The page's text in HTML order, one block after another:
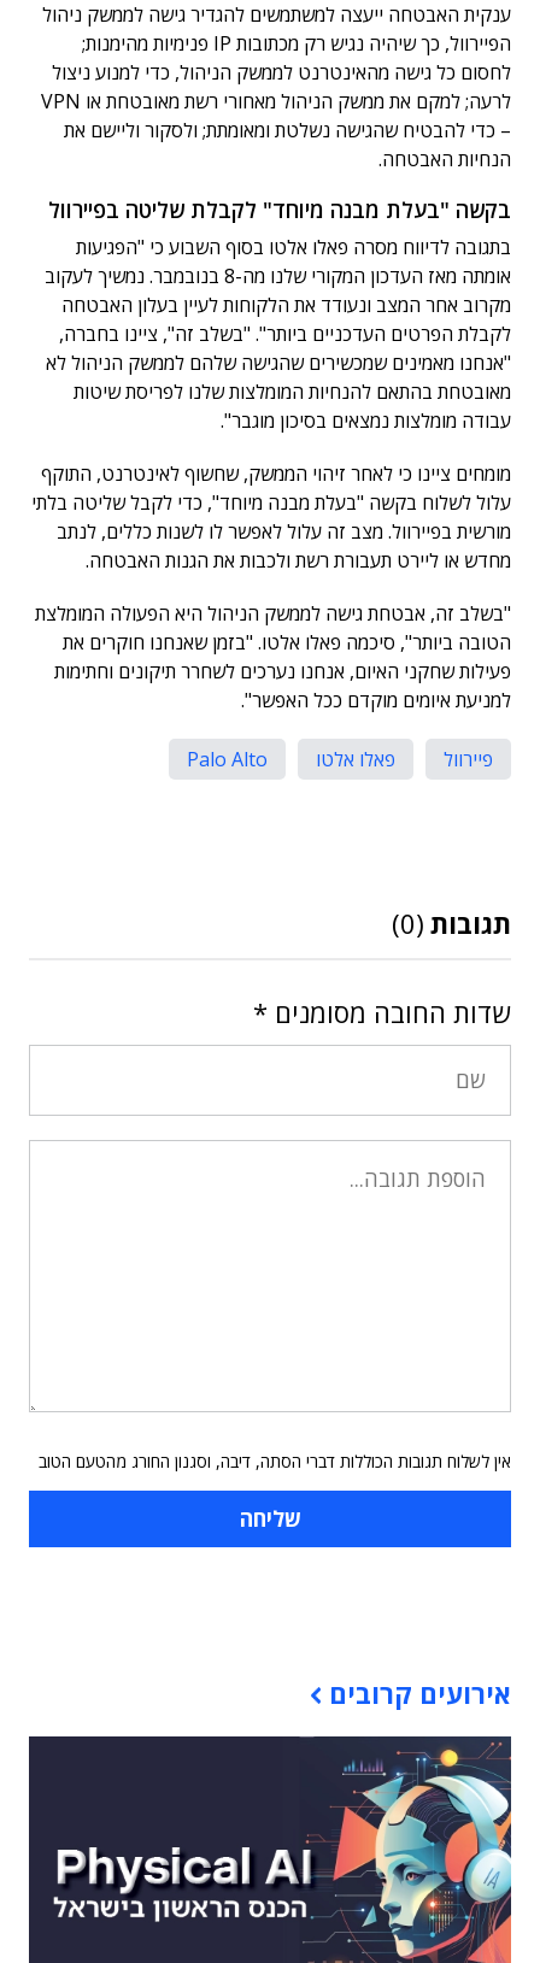
ענקית האבטחה ייעצה למשתמשים להגדיר גישה לממשק ניהול
הפיירוול, כך שיהיה נגיש רק מכתובות IP פנימיות מהימנות;
לחסום כל גישה מהאינטרנט לממשק הניהול, כדי למנוע ניצול
לרעה; למקם את ממשק הניהול מאחורי רשת מאובטחת או VPN
– כדי להבטיח שהגישה נשלטת ומאומתת; ולסקור וליישם את
הנחיות האבטחה.
בקשה "בעלת מבנה מיוחד" לקבלת שליטה בפיירוול
בתגובה לדיווח מסרה פאלו אלטו בסוף השבוע כי "הפגיעות
אומתה מאז העדכון המקורי שלנו מה-8 בנובמבר. נמשיך לעקוב
מקרוב אחר המצב ונעודד את הלקוחות לעיין בעלון האבטחה
לקבלת הפרטים העדכניים ביותר". "בשלב זה", ציינו בחברה,
"אנחנו מאמינים שמכשירים שהגישה שלהם לממשק הניהול לא
מאובטחת בהתאם להנחיות המומלצות שלנו לפריסת שיטות
עבודה מומלצות נמצאים בסיכון מוגבר".
מומחים ציינו כי לאחר זיהוי הממשק, שחשוף לאינטרנט, התוקף
עלול לשלוח בקשה "בעלת מבנה מיוחד", כדי לקבל שליטה בלתי
מורשית בפיירוול. מצב זה עלול לאפשר לו לשנות כללים, לנתב
מחדש או ליירט תעבורת רשת ולכבות את הגנות האבטחה.
"בשלב זה, אבטחת גישה לממשק הניהול היא הפעולה המומלצת
הטובה ביותר", סיכמה פאלו אלטו. "בזמן שאנחנו חוקרים את
פעילות שחקני האיום, אנחנו נערכים לשחרר תיקונים וחתימות
למניעת איומים מוקדם ככל האפשר".
פיירוול פאלו אלטו Palo Alto
תגובות (0)
שדות החובה מסומנים *
אין לשלוח תגובות הכוללות דברי הסתה, דיבה, וסגנון החורג מהטעם הטוב
אירועים קרובים